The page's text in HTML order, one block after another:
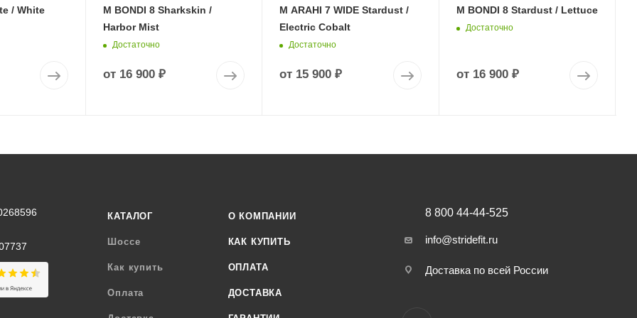
/ White
M BONDI 8 Sharkskin /
Harbor Mist
Достаточно
от 16 900 ₽
M ARAHI 7 WIDE Stardust /
Electric Cobalt
Достаточно
от 15 900 ₽
M BONDI 8 Stardust / Lettuce
Достаточно
от 16 900 ₽
КАТАЛОГ
Шоссе
Как купить
Оплата
О КОМПАНИИ
КАК КУПИТЬ
ОПЛАТА
ДОСТАВКА
8 800 44-44-525
info@stridefit.ru
Доставка по всей России